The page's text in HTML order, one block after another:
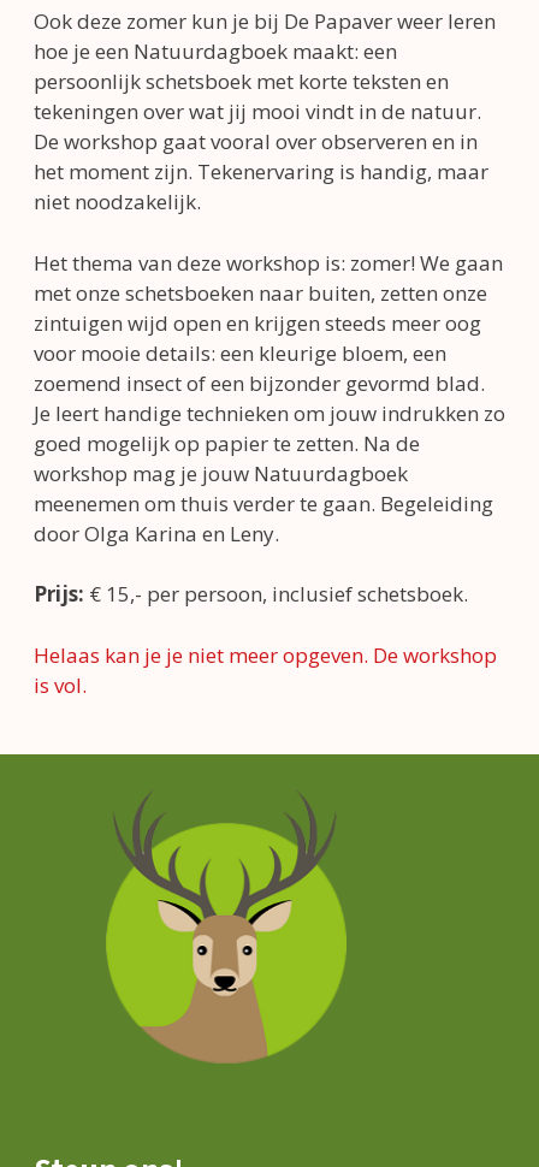
Ook deze zomer kun je bij De Papaver weer leren
hoe je een Natuurdagboek maakt: een
persoonlijk schetsboek met korte teksten en
tekeningen over wat jij mooi vindt in de natuur.
De workshop gaat vooral over observeren en in
het moment zijn. Tekenervaring is handig, maar
niet noodzakelijk.
Het thema van deze workshop is: zomer! We gaan
met onze schetsboeken naar buiten, zetten onze
zintuigen wijd open en krijgen steeds meer oog
voor mooie details: een kleurige bloem, een
zoemend insect of een bijzonder gevormd blad.
Je leert handige technieken om jouw indrukken zo
goed mogelijk op papier te zetten. Na de
workshop mag je jouw Natuurdagboek
meenemen om thuis verder te gaan. Begeleiding
door Olga Karina en Leny.
Prijs: € 15,- per persoon, inclusief schetsboek.
Helaas kan je je niet meer opgeven. De workshop
is vol.